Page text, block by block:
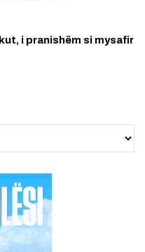
i pranishëm si mysafir